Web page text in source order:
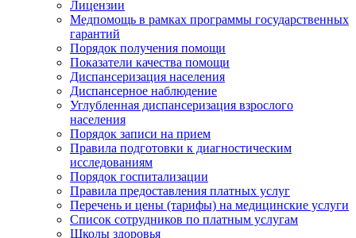
Лицензии
Медпомощь в рамках программы государственных
гарантий
Порядок получения помощи
Показатели качества помощи
Диспансеризация населения
Диспансерное наблюдение
Углубленная диспансеризация взрослого
населения
Порядок записи на прием
Правила подготовки к диагностическим
исследованиям
Порядок госпитализации
Правила предоставления платных услуг
Перечень и цены (тарифы) на медицинские услуги
Список сотрудников по платным услугам
Школы здоровья